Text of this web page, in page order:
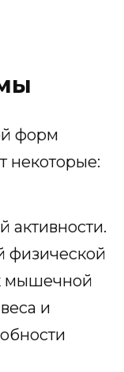
форм
некоторые:
активности.
физической
мышечной
и